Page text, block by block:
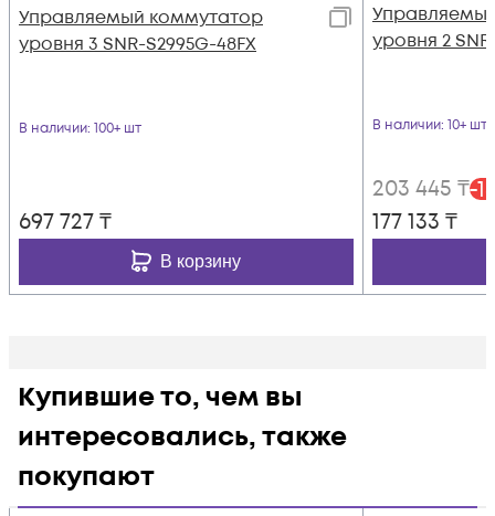
Управляемый коммутатор
уровня 3 SNR-S2995G-48FX
В наличии: 100+ шт
697 727₸
В корзину
уровня 2
В наличии: 10+ шт
203 445 ₸-
177 133 ₸
Купившие то, чем вы
интересовались, также
покупают